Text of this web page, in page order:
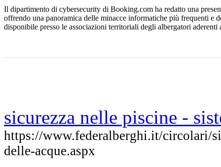
Il dipartimento di cybersecurity di Booking.com ha redatto una
offrendo una panoramica delle minacce informatiche più frequenti e
disponibile presso le associazioni territoriali degli albergatori aderenti
sicurezza nelle piscine -
https://www.federalberghi.it/circolari/
delle-acque.aspx